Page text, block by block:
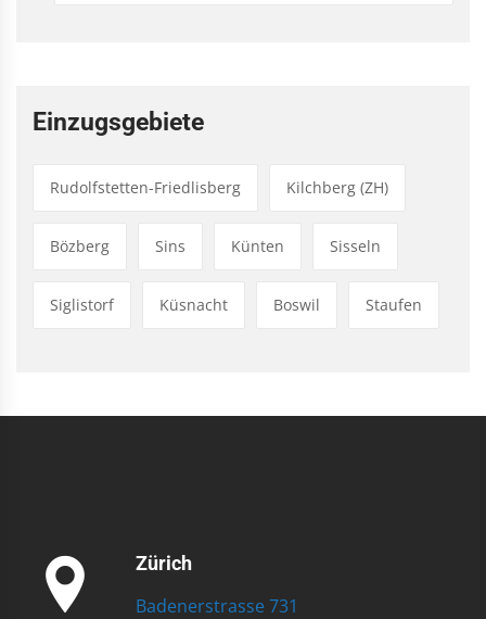
Einzugsgebiete
Rudolfstetten-Friedlisberg Kilchberg (ZH)
Bözberg Sins Künten Sisseln
Siglistorf Küsnacht Boswil Staufen
Zürich
Badenerstrasse 731